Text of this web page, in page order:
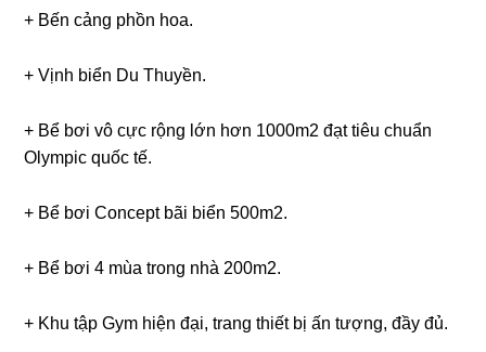
+ Bến cảng phồn hoa.
+ Vịnh biển Du Thuyền.
+ Bể bơi vô cực rộng lớn hơn 1000m2 đạt tiêu chuẩn
Olympic quốc tế.
+ Bể bơi Concept bãi biển 500m2.
+ Bể bơi 4 mùa trong nhà 200m2.
+ Khu tập Gym hiện đại, trang thiết bị ấn tượng, đầy đủ.